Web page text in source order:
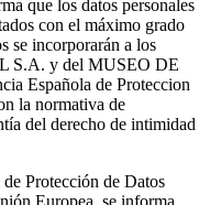
que los datos personales
con el máximo grado
se incorporarán a los
S.A. y del MUSEO DE
Española de Proteccion
la normativa de
del derecho de intimidad
Protección de Datos